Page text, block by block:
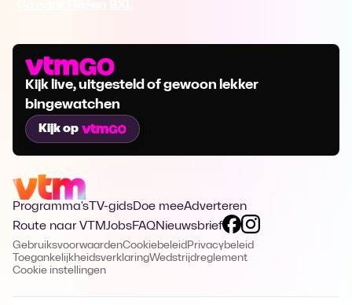
Kijk live, uitgesteld of gewoon lekker
bingewatchen
Kijk op
Programma's TV-gidsDoe meeAdverteren
Route naar VTMJobsFAQNieuwsbrief
GebruiksvoorwaardenCookiebeleid Privacybeleid
ToegankelijkheidsverklaringWedstrijdreglement
Cookie instellingen